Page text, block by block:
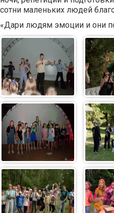
сотни маленьких людей
«Дари людям эмоции и они